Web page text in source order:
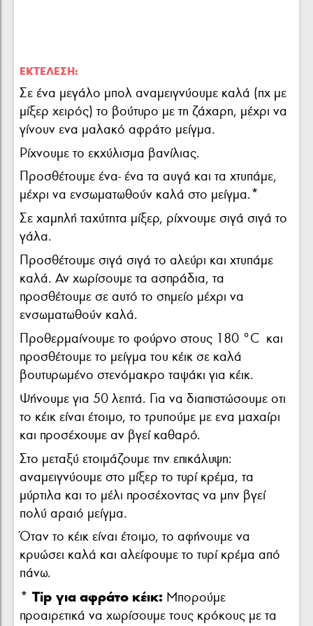
ΕΚΤΈΛΕΣΗ:
Σε ένα μεγάλο μπολ αναμειγνύουμε καλά (πχ με
μίξερ χειρός) το βούτυρο με τη ζάχαρη, μέχρι να
γίνουν ενα μαλακό αφράτο μείγμα.
Ρίχνουμε το εκχύλισμα βανίλιας.
Προσθέτουμε ένα- ένα τα αυγά και τα χτυπάμε,
μέχρι να ενσωματωθούν καλά στο μείγμα.*
Σε χαμηλή ταχύτητα μίξερ, ρίχνουμε σιγά σιγά το
γάλα.
Προσθέτουμε σιγά σιγά το αλεύρι και χτυπάμε
καλά. Αν χωρίσουμε τα ασπράδια, τα
προσθέτουμε σε αυτό το σημείο μέχρι να
ενσωματωθούν καλά.
Προθερμαίνουμε το φούρνο στους 180 °C και
προσθέτουμε το μείγμα του κέικ σε καλά
βουτυρωμένο στενόμακρο ταψάκι για κέικ.
Ψήνουμε για 50 λεπτά. Για να διαπιστώσουμε οτι
το κέικ είναι έτοιμο, το τρυπούμε με ενα μαχαίρι
και προσέχουμε αν βγεί καθαρό.
Στο μεταξύ ετοιμάζουμε την επικάλυψη:
αναμειγνύουμε στο μίξερ το τυρί κρέμα, τα
μύρτιλα και το μέλι προσέχοντας να μην βγεί
πολύ αραιό μείγμα.
Όταν το κέικ είναι έτοιμο, το αφήνουμε να
κρυώσει καλά και αλείφουμε το τυρί κρέμα από
πάνω.
* Tip για αφράτο κέικ: Μπορούμε
προαιρετικά να χωρίσουμε τους κρόκους με τα